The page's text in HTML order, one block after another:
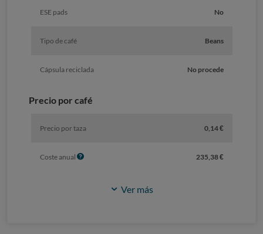
ESE pads No
Tipo de café Beans
Cápsula reciclada No procede
Precio por café
Precio por taza 0,14 €
Coste anual I
235,38 €
Ver más